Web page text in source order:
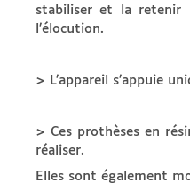
stabiliser et la retenir
l’élocution.
> L’appareil s’appuie
> Ces prothèses en
réaliser.
Elles sont également